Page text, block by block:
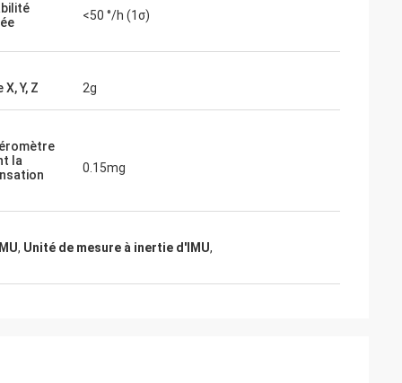
<50 °/h (1σ)
Y, Z 2g
la
0.15mg
, Unité de mesure à inertie d'IMU,